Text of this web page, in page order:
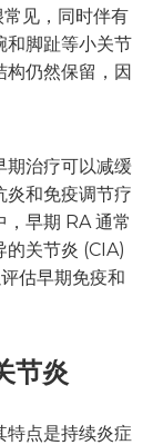
见，同时伴有
和脚趾等小关节
构仍然保留，因
期治疗可以减缓
炎和免疫调节疗
早期 RA 通常
的关节炎 (CIA)
估早期免疫和
节炎
特点是持续炎症